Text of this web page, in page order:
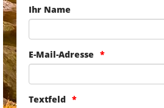
Ihr Name
E-Mail-Adresse
Textfeld